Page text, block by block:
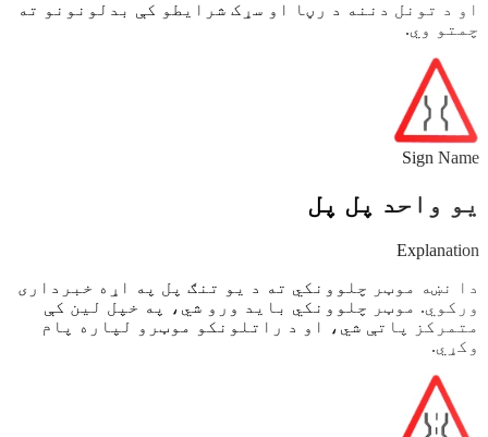
او د تونل دننه د رڼا او سړک شرایطو کې بدلونونو ته
چمتو وي.
Sign Name
یو واحد پل پل
Explanation
دا نښه موټر چلوونکي ته د یو تنګ پل په اړه خبرداری
ورکوي. موټر چلوونکي باید ورو شي، په خپل لین کې
متمرکز پاتې شي، او د راتلونکو موټرو لپاره پام
وکړي.